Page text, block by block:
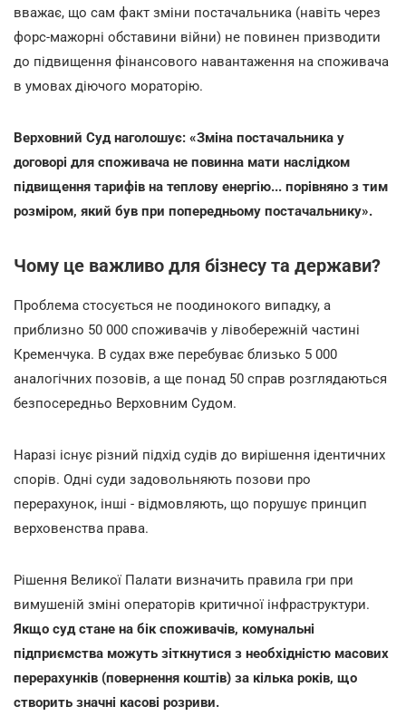
вважає, що сам факт зміни постачальника (навіть через
форс-мажорні обставини війни) не повинен призводити
до підвищення фінансового навантаження на споживача
в умовах діючого мораторію.
Верховний Суд наголошує: «Зміна постачальника у
договорі для споживача не повинна мати наслідком
підвищення тарифів на теплову енергію... порівняно з тим
розміром, який був при попередньому постачальнику».
Чому це важливо для бізнесу та держави?
Проблема стосується не поодинокого випадку, а
приблизно 50 000 споживачів у лівобережній частині
Кременчука. В судах вже перебуває близько 5 000
аналогічних позовів, а ще понад 50 справ розглядаються
безпосередньо Верховним Судом.
Наразі існує різний підхід судів до вирішення ідентичних
спорів. Одні суди задовольняють позови про
перерахунок, інші - відмовляють, що порушує принцип
верховенства права.
Рішення Великої Палати визначить правила гри при
вимушеній зміні операторів критичної інфраструктури.
Якщо суд стане на бік споживачів, комунальні
підприємства можуть зіткнутися з необхідністю масових
перерахунків (повернення коштів) за кілька років, що
створить значні касові розриви.